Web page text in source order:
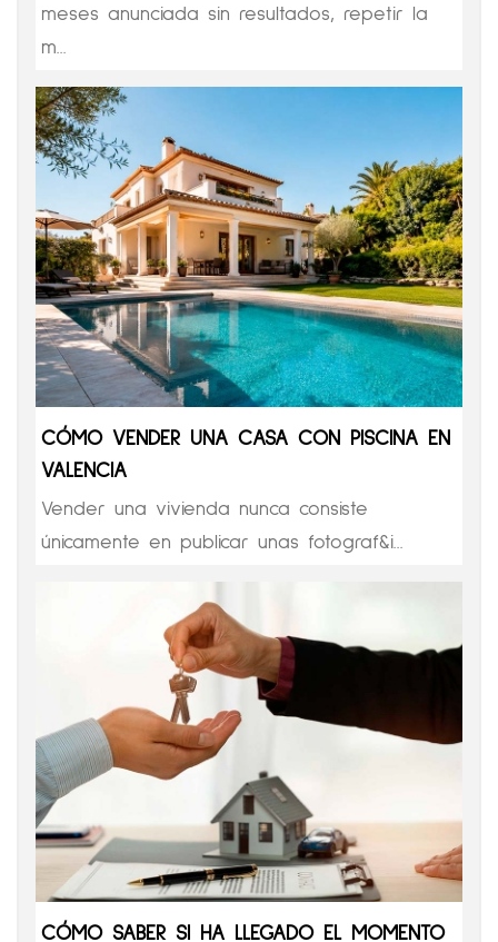
meses anunciada sin resultados, repetir la
m...
CÓMO VENDER UNA CASA CON PISCINA EN
VALENCIA
Vender una vivienda nunca consiste
únicamente en publicar unas fotograf&i...
CÓMO SABER SI HA LLEGADO EL MOMENTO